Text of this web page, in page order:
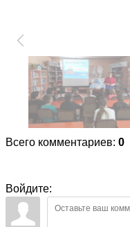
Всего комментариев: 0
Войдите: